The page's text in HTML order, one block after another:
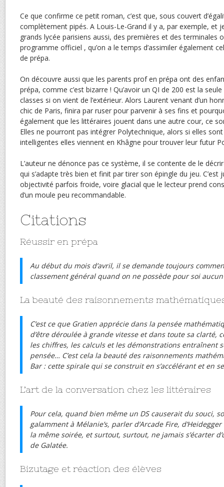
Ce que confirme ce petit roman, c’est que, sous couvert
complètement pipés. A Louis-Le-Grand il y a, par exemple, et
grands lycée parisiens aussi, des premières et des terminales
programme officiel , qu’on a le temps d’assimiler également
de prépa.
On découvre aussi que les parents prof en prépa ont des
prépa, comme c’est bizarre ! Qu’avoir un QI de 200 est la
classes si on vient de l’extérieur. Alors Laurent venant d’un
chic de Paris, finira par ruser pour parvenir à ses fins et
également que les littéraires jouent dans une autre cour, ce
Elles ne pourront pas intégrer Polytechnique, alors si elles
intelligentes elles viennent en Khâgne pour trouver leur futur
L’auteur ne dénonce pas ce système, il se contente de le
qui s’adapte très bien et finit par tirer son épingle du jeu.
objectivité parfois froide, voire glacial que le lecteur prend
d’un moule peu recommandable.
Citations
Réussir en prépa
Au début du mois d’avril, il se demande toujours
classement général quand on ne possède pour soi
La beauté des raisonnements
C’est ce que Gratien apprécie dans la pensée
d’être déroulée à grande vitesse et dans toute sa clarté,
les chiffres, les calculs et les démonstrations entraînent
pensée… C’est cela la beauté des raisonnements
Bar : cette spirale qui se construit en s’accélérant et en
L’art de la conversation chez les littéraires
Pour cela, quand bien même un DS causerait du souci,
galamment à Mélanie’s, parler d’Arcade Fire,
la même soirée, et surtout, surtout, ne jamais s’écarter
de Galatée.
Bizutage et réaction des élèves